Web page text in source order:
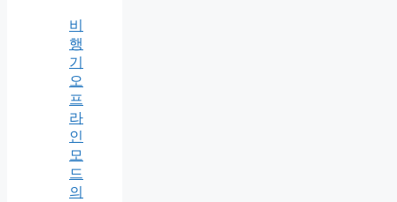
비
행
기
오
프
라
인
모
드
의